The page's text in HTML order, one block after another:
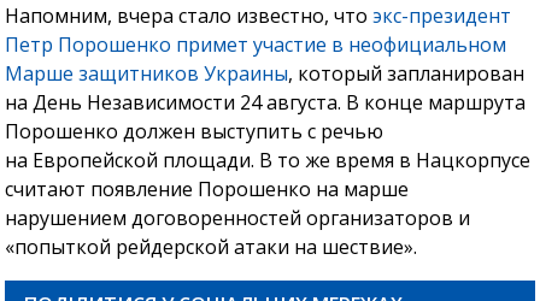
Напомним, вчера стало известно, чтоэкс-президент
Петр Порошенко примет участие в неофициальном
Марше защитников Украины, который запланирован
на День Независимости 24 августа. В конце маршрута
Порошенко должен выступить с речью
на Европейской площади. В то же время в Нацкорпусе
считают появление Порошенко на марше
нарушением договоренностей организаторов и
«попыткой рейдерской атаки на шествие».